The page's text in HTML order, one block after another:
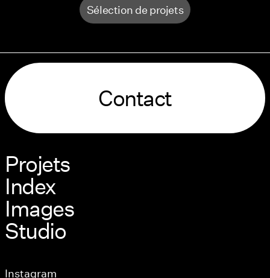
Sélection de projets
Projets
Index
Images
Studio
Instagram
Contact